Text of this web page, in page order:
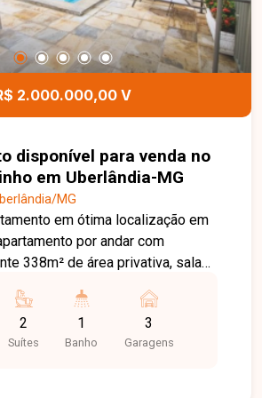
2.000.000,00 V
disponível para venda no
em Uberlândia-MG
MG
em ótima localização em
por andar com
338m² de área privativa, sala
armário, 4 quartos sendo 2
com hidromassagem,
com armários e box, cozinha
2
Suítes
1
Banho
3
Garagens